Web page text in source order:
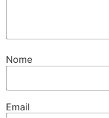
Nome
Email